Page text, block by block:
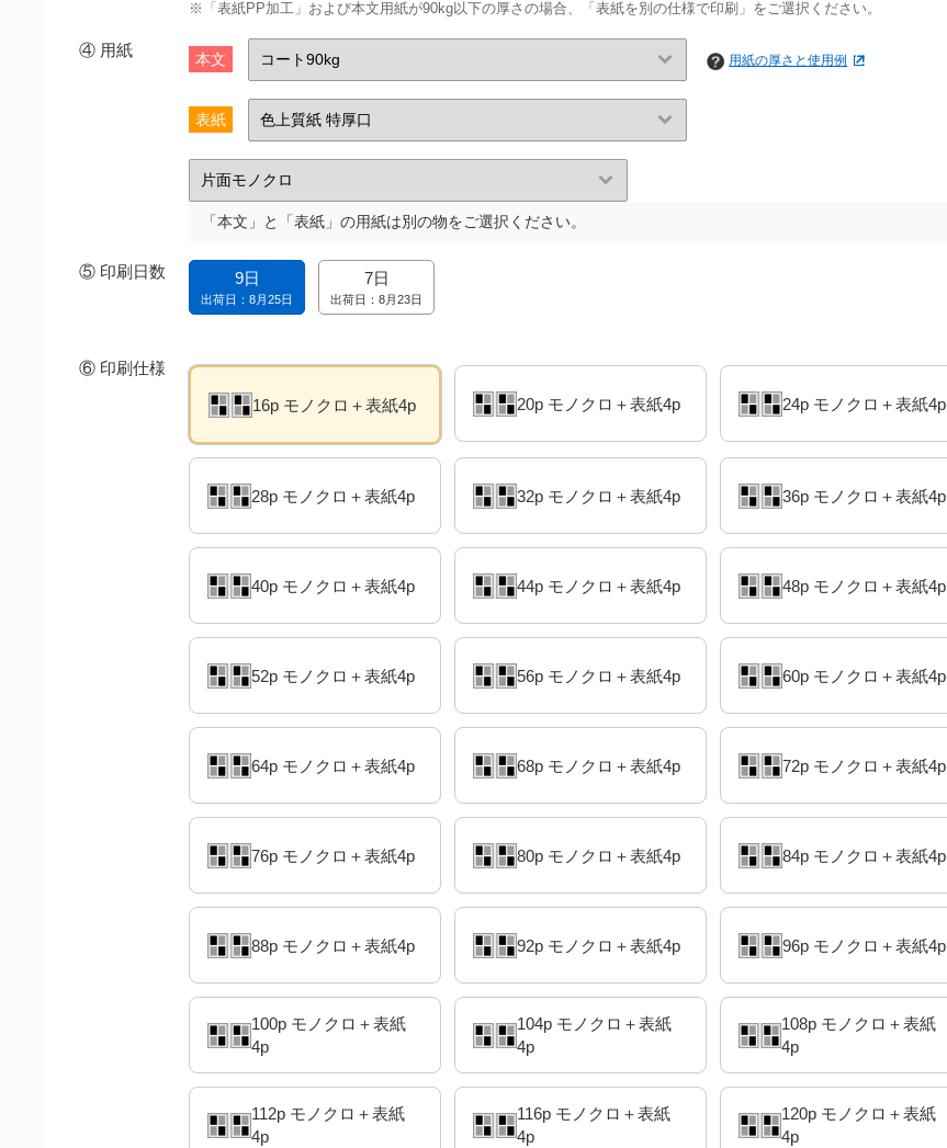
※「表紙PP加工」および本文用紙が90kg以下の厚さの場合、「表紙を別の仕様で印刷」をご選択ください。
④ 用紙 本文 用紙の厚さと使用例
表紙
「本文」と「表紙」の用紙は別の物をご選択ください。
⑤ 印刷日数 9日
出荷日：8月25日
7日
出荷日：8月23日
⑥ 印刷仕様
16p モノクロ＋表紙4p
20p モノクロ＋表紙4p 24p モノクロ＋表紙4p
28p モノクロ＋表紙4p 32p モノクロ＋表紙4p 36p モノクロ＋表紙4p
40p モノクロ＋表紙4p 44p モノクロ＋表紙4p 48p モノクロ＋表紙4p
52p モノクロ＋表紙4p 56p モノクロ＋表紙4p 60p モノクロ＋表紙4p
64p モノクロ＋表紙4p 68p モノクロ＋表紙4p 72p モノクロ＋表紙4p
76p モノクロ＋表紙4p 80p モノクロ＋表紙4p 84p モノクロ＋表紙4p
88p モノクロ＋表紙4p 92p モノクロ＋表紙4p 96p モノクロ＋表紙4p
100p モノクロ＋表紙
4p
104p モノクロ＋表紙
4p
108p モノクロ＋表紙
4p
112p モノクロ＋表紙
4p
116p モノクロ＋表紙
4p
120p モノクロ＋表紙
4p